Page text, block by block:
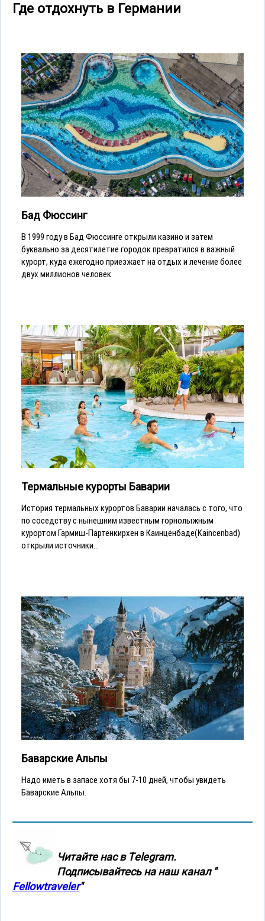
Где отдохнуть в Германии
Бад Фюссинг
В 1999 году в Бад Фюссинге открыли казино и затем
буквально за десятилетие городок превратился в важный
курорт, куда ежегодно приезжает на отдых и лечение более
двух миллионов человек
Термальные курорты Баварии
История термальных курортов Баварии началась с того, что
по соседству с нынешним известным горнолыжным
курортом Гармиш-Партенкирхен в Каинценбаде(Kaincenbad)
открыли источники...
Баварские Альпы
Надо иметь в запасе хотя бы 7-10 дней, чтобы увидеть
Баварские Альпы.
Читайте нас в Тelegram.
Подписывайтесь на наш канал "
Fellowtraveler"